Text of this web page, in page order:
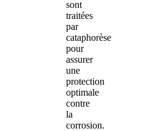
sont
traitées
par
cataphorèse
pour
assurer
une
protection
optimale
contre
la
corrosion.